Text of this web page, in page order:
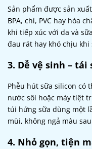
Sản phẩm được sản
BPA, chì, PVC hay hóa
khi tiếp xúc với da và
đau rát hay khó chịu khi
3. Dễ vệ sinh –
Phễu hút sữa silicon có
nước sôi hoặc máy tiệt
túi hứng sữa dùng một
mùi, không ngả màu
4. Nhỏ gọn, tiện